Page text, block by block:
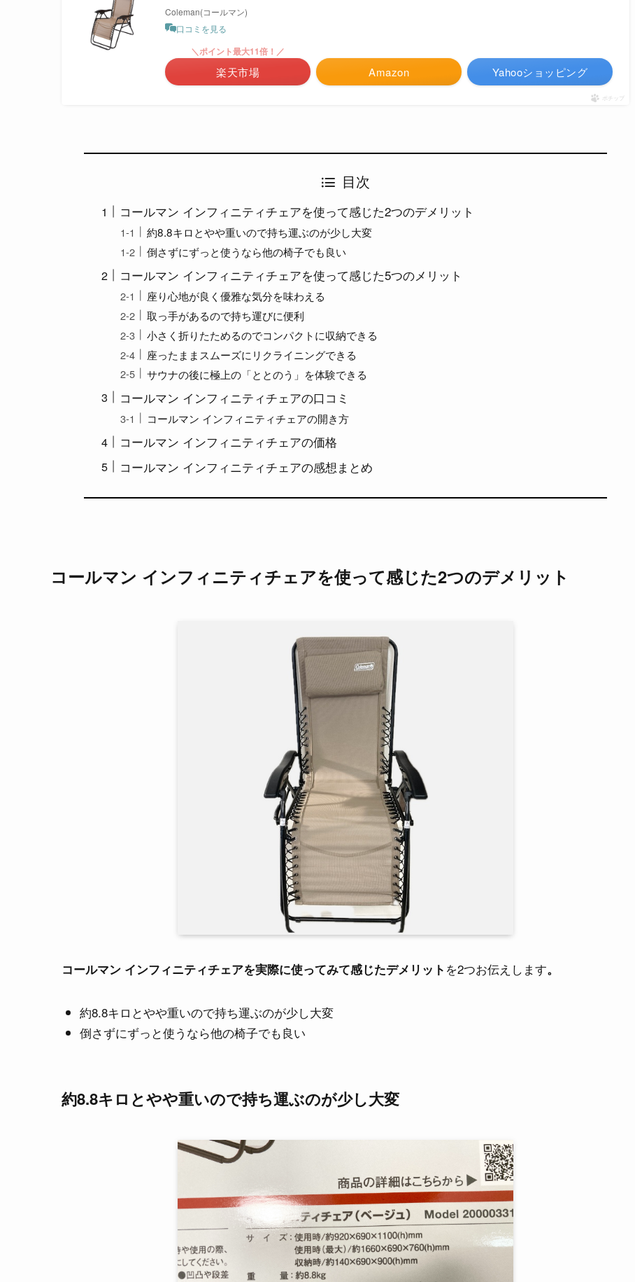
Coleman(コールマン)
口コミを見る
Amazon
＼ポイント最大11倍！／
楽天市場 Yahooショッピング
ポチップ
目次
コールマン インフィニティチェアを使って感じた2つのデメリット
約8.8キロとやや重いので持ち運ぶのが少し大変
倒さずにずっと使うなら他の椅子でも良い
コールマン インフィニティチェアを使って感じた5つのメリット
座り心地が良く優雅な気分を味わえる
取っ手があるので持ち運びに便利
小さく折りたためるのでコンパクトに収納できる
座ったままスムーズにリクライニングできる
サウナの後に極上の「ととのう」を体験できる
コールマン インフィニティチェアの口コミ
コールマン インフィニティチェアの開き方
コールマン インフィニティチェアの価格
コールマン インフィニティチェアの感想まとめ
コールマン インフィニティチェアを使って感じた2つのデメリット
コールマン インフィニティチェアを実際に使ってみて感じたデメリット を2つお伝えします。
約8.8キロとやや重いので持ち運ぶのが少し大変
倒さずにずっと使うなら他の椅子でも良い
約8.8キロ とやや重いので持ち運ぶのが少し大変